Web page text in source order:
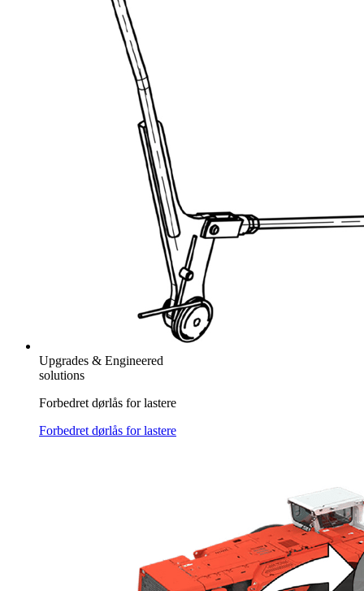
Upgrades & Engineered
solutions
Forbedret dørlås for lastere
Forbedret dørlås for lastere